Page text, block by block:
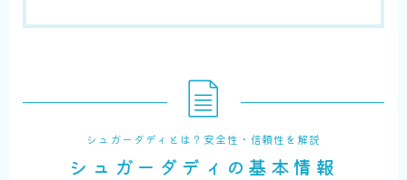
シュガーダディとは？安全性・信頼性を解説
シュガーダディの基本情報